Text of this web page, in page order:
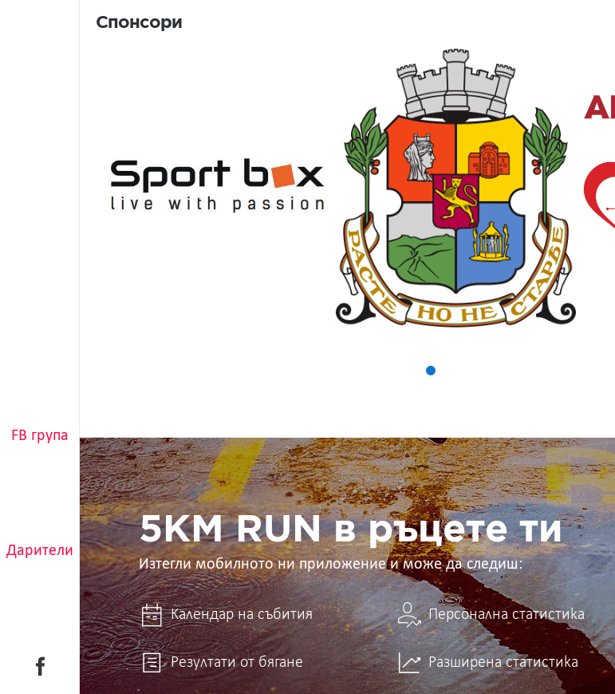
FB група
Дарители
Спонсори
5KM
RUN
в
ръцете
ти
5KM RUN в ръцете ти
Изтегли мобилното ни приложение и може да следиш:
Календар на събития Персонална статистика
Резултати от бягане Разширена статистика